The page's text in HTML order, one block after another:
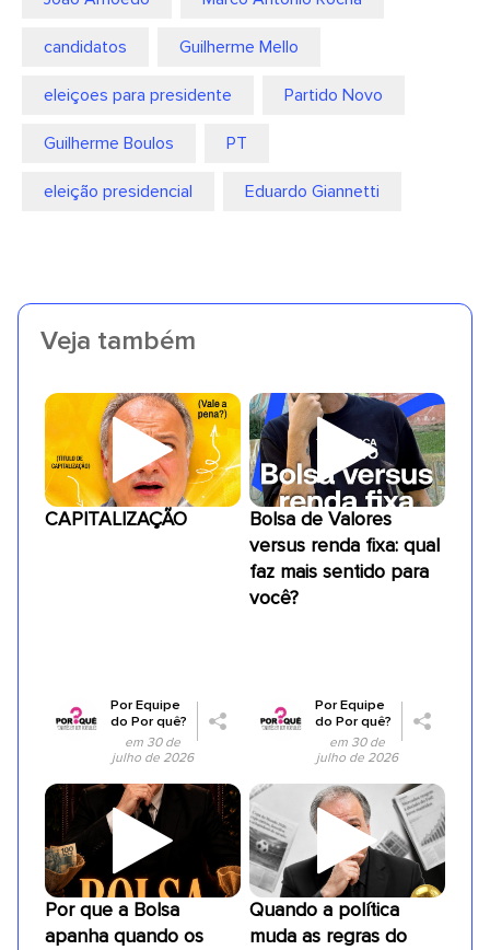
candidatos Guilherme Mello
eleiçoes para presidente Partido Novo
Guilherme Boulos PT
eleição presidencial Eduardo Giannetti
Veja também
CAPITALIZAÇÃO
PorEquipe
do Por quê?
em 30 de
julho de 2026
Bolsa de Valores
versus renda fixa: qual
faz mais sentido para
você?
PorEquipe
do Por quê?
em 30 de
julho de 2026
Por que a Bolsa
apanha quando os
Quando a política
muda as regras do